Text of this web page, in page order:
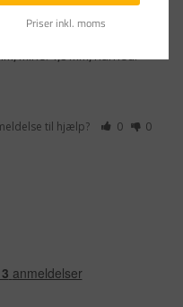
skal man ikke trykke
mine: 1,8 mm, hårhed:
til hjælp? 0 0
Priser inkl. moms